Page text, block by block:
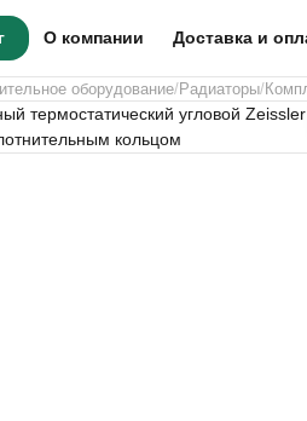
О компании Доставка и
оборудование Радиаторы